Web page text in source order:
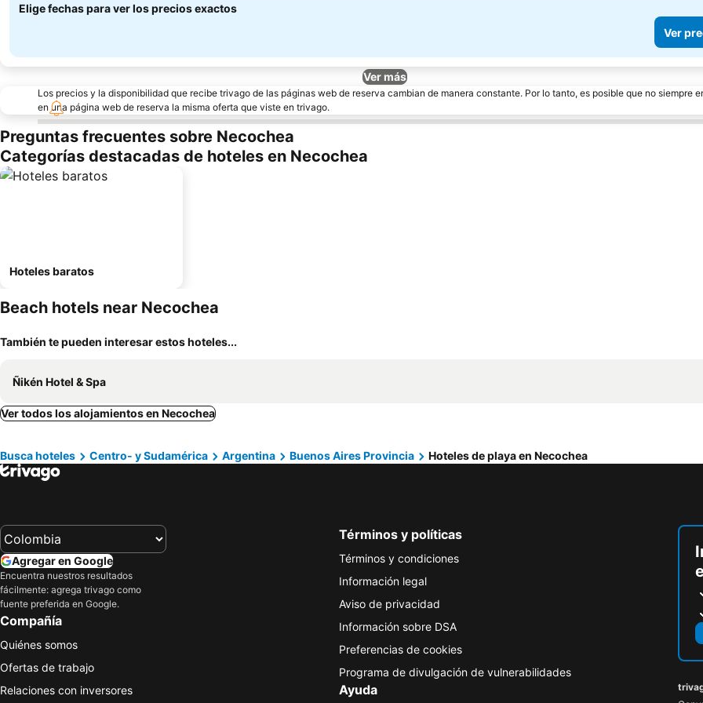
Elige fechas para ver los precios exactos
Ver
Ver más
Los precios y la disponibilidad que recibe trivago de las páginas web de reserva cambian de manera constante. Por lo tanto, es posible que no siempre
en una página web de reserva la misma oferta que viste en trivago.
Preguntas frecuentes sobre Necochea
Categorías destacadas de hoteles en Necochea
Hoteles baratos
Beach hotels near Necochea
También te pueden interesar estos hoteles...
Ñikén Hotel & Spa
Ver todos los alojamientos en Necochea
Busca hoteles Centro- y Sudamérica Argentina Buenos Aires Provincia Hoteles de playa en Necochea
Agregar en Google
Encuentra nuestros resultados
fácilmente: agrega trivago como
fuente preferida en Google.
Compañía
Quiénes somos
Ofertas de trabajo
Relaciones con inversores
Términos y políticas
Términos y condiciones
Información legal
Aviso de privacidad
Información sobre DSA
Preferencias de cookies
Programa de divulgación de vulnerabilidades
Ayuda